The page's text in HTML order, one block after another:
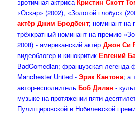
«Оскар» (2002), «Золотой глобус»
актёр Джим Бродбент; номинант на
трёхкратный номинант на премию
2008) - американский актёрДжон Си
видеоблогер и кинокритикЕвгений
BadComedian; французская легенда
Manchester United -Эрик Кантона; а
автор-исполнитель Боб Дилан -
музыке на протяжении пяти
Пулитцеровской и Нобелевской